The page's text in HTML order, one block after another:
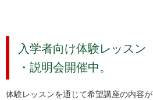
入学者向け体験レッスン
・説明会開催中。
体験レッスンを通じて希望講座の内容